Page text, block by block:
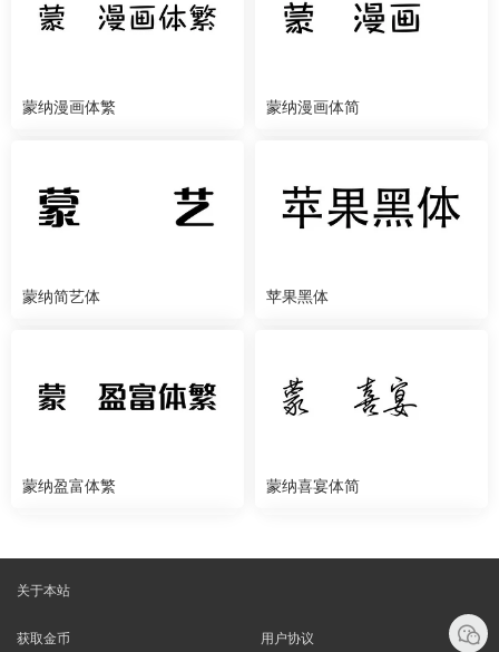
蒙纳漫画体繁 蒙纳漫画体简
蒙纳简艺体 苹果黑体
蒙纳盈富体繁 蒙纳喜宴体简
关于本站
获取金币 用户协议